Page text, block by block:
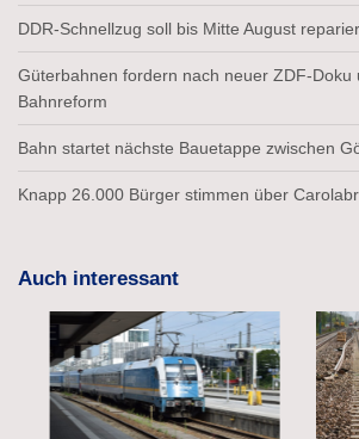
DDR-Schnellzug soll bis Mitte August
Güterbahnen fordern nach neuer ZDF-Doku
Bahnreform
Bahn startet nächste Bauetappe zwischen
Knapp 26.000 Bürger stimmen über
Auch interessant